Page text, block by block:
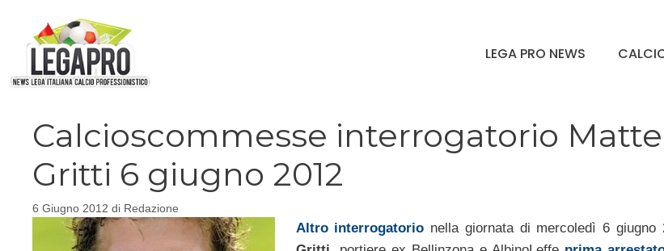
contenuto
LEGA PRO NEWS
Calcioscommesse interrogatorio
Gritti 6 giugno 2012
6 Giugno 2012 di Redazione
Altro interrogatorio nella giornata di mercoledì 6 giugno